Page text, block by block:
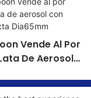
Vende Al Por
De Aerosol